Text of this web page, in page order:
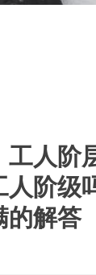
工人阶
阶级
的解答